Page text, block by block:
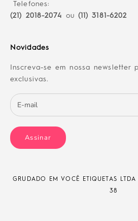
Telefones:
(21) 2018-2074
ou (11) 3181-6202
Novidades
Inscreva-se em nossa newsletter
exclusivas.
Assinar
GRUDADO EM VOCÊ ETIQUETAS LTDA
38